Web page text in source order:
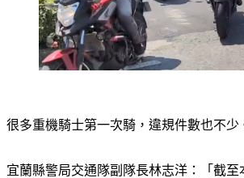
很多重機騎士第一次騎，違規件數也不少
宜蘭縣警局交通隊副隊長林志洋：「截至